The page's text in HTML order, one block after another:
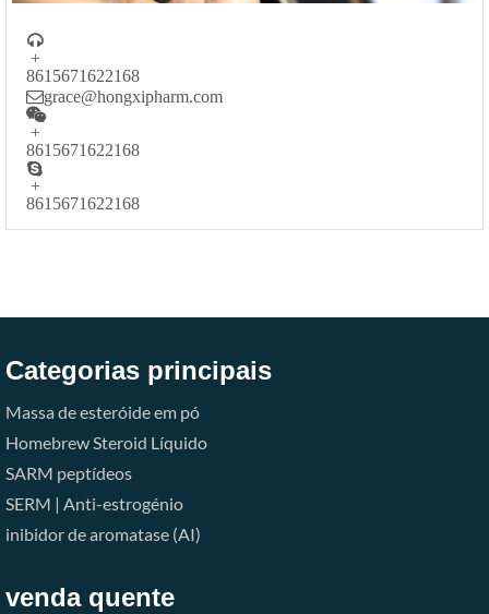

+
8615671622168
grace@hongxipharm.com

+
8615671622168

+
8615671622168
Categorias principais
Massa de esteróide em pó
Homebrew Steroid Líquido
SARM peptídeos
SERM | Anti-estrogénio
inibidor de aromatase (AI)
venda quente